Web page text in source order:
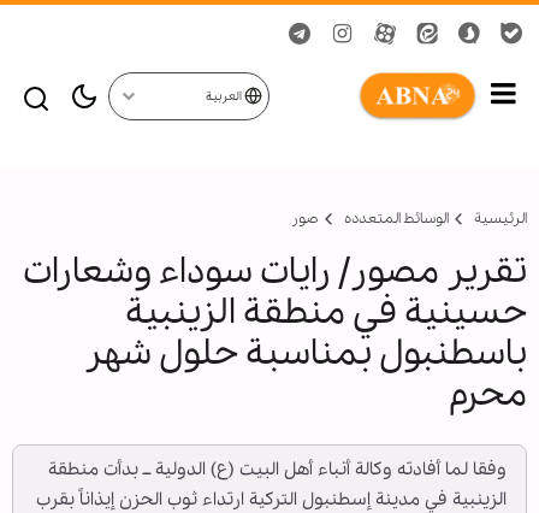
العربية
الرئيسية الوسائط المتعدده صور
تقرير مصور/ رايات سوداء وشعارات
حسينية في منطقة الزينبية
باسطنبول بمناسبة حلول شهر
محرم
وفقا لما أفادته وكالة أنباء أهل البيت (ع) الدولية ــ بدأت منطقة
الزينبية في مدينة إسطنبول التركية ارتداء ثوب الحزن إيذاناً بقرب